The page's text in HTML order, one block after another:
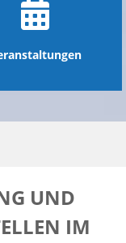
UND
IM